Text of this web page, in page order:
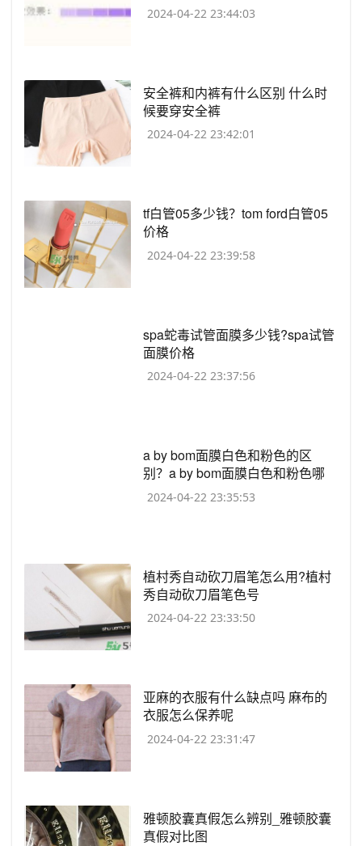
2024-04-22 23:44:03
​安全裤和内裤有什么区别 什么时
候要穿安全裤
2024-04-22 23:42:01
​tf白管05多少钱？tom ford白管05
价格
2024-04-22 23:39:58
​spa蛇毒试管面膜多少钱?spa试管
面膜价格
2024-04-22 23:37:56
​a by bom面膜白色和粉色的区
别？a by bom面膜白色和粉色哪
个好用？
2024-04-22 23:35:53
​植村秀自动砍刀眉笔怎么用?植村
秀自动砍刀眉笔色号
2024-04-22 23:33:50
​亚麻的衣服有什么缺点吗 麻布的
衣服怎么保养呢
2024-04-22 23:31:47
​雅顿胶囊真假怎么辨别_雅顿胶囊
真假对比图